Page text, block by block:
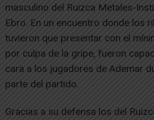
masculino del Ruizca Metales-
Ebro. En un encuentro donde los
tuvieron que presentar con el
por culpa de la gripe, fueron
cara a los jugadores de Ademar
parte del partido.
Gracias a su defensa los del